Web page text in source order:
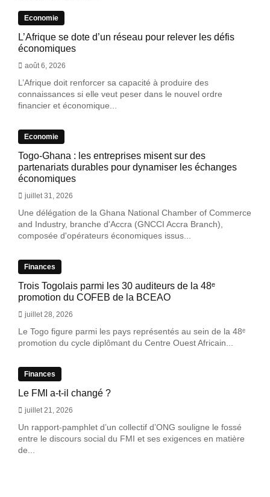
Economie
L’Afrique se dote d’un réseau pour relever les défis
économiques
août 6, 2026
L’Afrique doit renforcer sa capacité à produire des
connaissances si elle veut peser dans le nouvel ordre
financier et économique...
Economie
Togo-Ghana : les entreprises misent sur des
partenariats durables pour dynamiser les échanges
économiques
juillet 31, 2026
Une délégation de la Ghana National Chamber of Commerce
and Industry, branche d'Accra (GNCCI Accra Branch),
composée d'opérateurs économiques issus...
Finances
Trois Togolais parmi les 30 auditeurs de la 48ᵉ
promotion du COFEB de la BCEAO
juillet 28, 2026
Le Togo figure parmi les pays représentés au sein de la 48ᵉ
promotion du cycle diplômant du Centre Ouest Africain...
Finances
Le FMI a-t-il changé ?
juillet 21, 2026
Un rapport-pamphlet d’un collectif d’ONG souligne le fossé
entre le discours social du FMI et ses exigences en matière
de...